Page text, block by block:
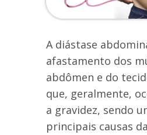
A diástase
afastamento dos
abdômen e do
que, geralmente,
a gravidez, sendo
principais causas